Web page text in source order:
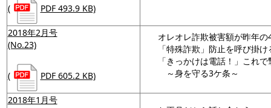
( PDF 493.9 KB)
2018年2月号
(No.23)
( PDF 605.2 KB)
オレオレ詐欺被害額が昨年の
「特殊詐欺」防止を呼び掛
「きっかけは電話！」これ
～身を守る3ケ条～
2018年1月号